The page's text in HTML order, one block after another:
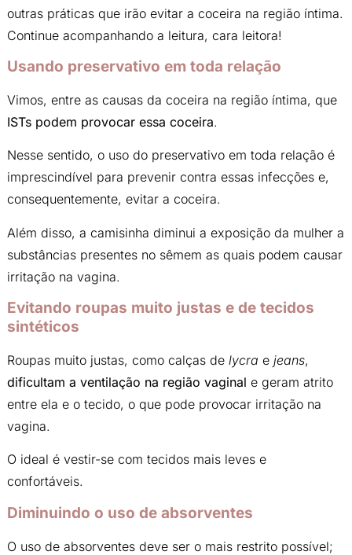
outras práticas que irão evitar a coceira na região íntima.
Continue acompanhando a leitura, cara leitora!
Usando preservativo em toda relação
Vimos, entre as causas da coceira na região íntima, que
ISTs podem provocar essa coceira.
Nesse sentido, o uso do preservativo em toda relação é
imprescindível para prevenir contra essas infecções e,
consequentemente, evitar a coceira.
Além disso, a camisinha diminui a exposição da mulher a
substâncias presentes no sêmem as quais podem causar
irritação na vagina.
Evitando roupas muito justas e de tecidos
sintéticos
Roupas muito justas, como calças de lycra e jeans,
dificultam a ventilação na região vaginal e geram atrito
entre ela e o tecido, o que pode provocar irritação na
vagina.
O ideal é vestir-se com tecidos mais leves e
confortáveis.
Diminuindo o uso de absorventes
O uso de absorventes deve ser o mais restrito possível;